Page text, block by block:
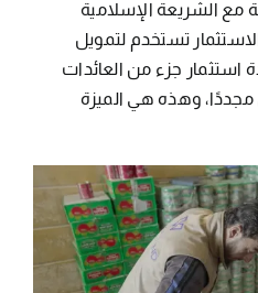
مع الشريعة الإسلامية
تستخدم لتمويل
استثمار جزء من العائدات
مجددًا، وهذه هي الميزة